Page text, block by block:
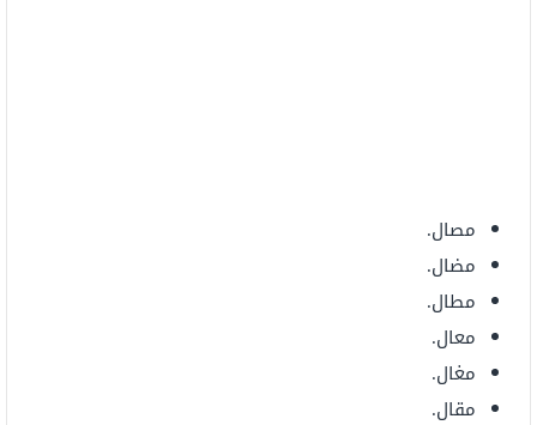
مصال.
مضال.
مطال.
معال.
مغال.
مقال.